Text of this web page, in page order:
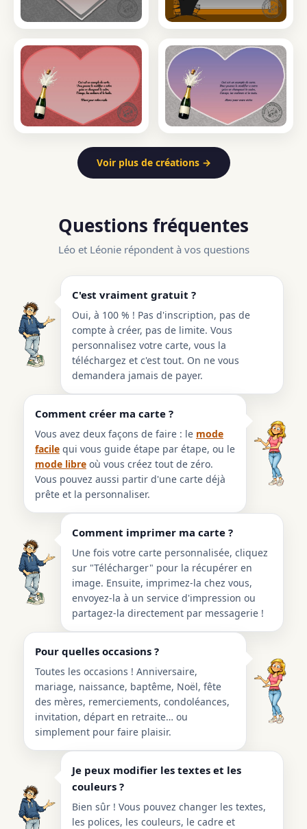
Voir plus de créations →
Questions fréquentes
Léo et Léonie répondent à vos questions
C'est vraiment gratuit ?
Oui, à 100 % ! Pas d'inscription, pas de
compte à créer, pas de limite. Vous
personnalisez votre carte, vous la
téléchargez et c'est tout. On ne vous
demandera jamais de payer.
Comment créer ma carte ?
Vous avez deux façons de faire : le mode
facile qui vous guide étape par étape, ou le
mode libre où vous créez tout de zéro.
Vous pouvez aussi partir d'une carte déjà
prête et la personnaliser.
Comment imprimer ma carte ?
Une fois votre carte personnalisée, cliquez
sur "Télécharger" pour la récupérer en
image. Ensuite, imprimez-la chez vous,
envoyez-la à un service d'impression ou
partagez-la directement par messagerie !
Pour quelles occasions ?
Toutes les occasions ! Anniversaire,
mariage, naissance, baptême, Noël, fête
des mères, remerciements, condoléances,
invitation, départ en retraite… ou
simplement pour faire plaisir.
Je peux modifier les textes et les
couleurs ?
Bien sûr ! Vous pouvez changer les textes,
les polices, les couleurs, le cadre et